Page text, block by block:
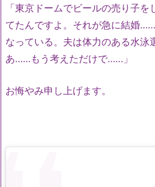
「東京ドームでビールの売り子
てたんですよ。それが急に結婚
なっている。夫は体力のある水
あ……もう考えただけで……」
お悔やみ申し上げます。